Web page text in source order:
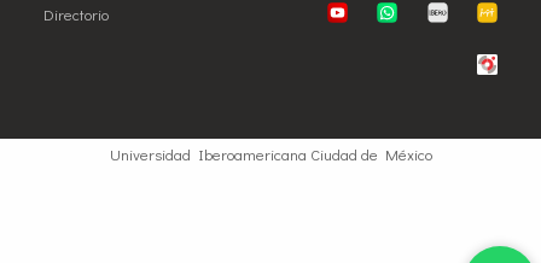
Directorio
Universidad Iberoamericana Ciudad de México